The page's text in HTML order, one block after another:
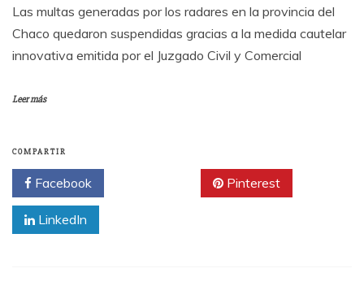
Las multas generadas por los radares en la provincia del
Chaco quedaron suspendidas gracias a la medida cautelar
innovativa emitida por el Juzgado Civil y Comercial
Leer más
COMPARTIR
Facebook Pinterest
LinkedIn